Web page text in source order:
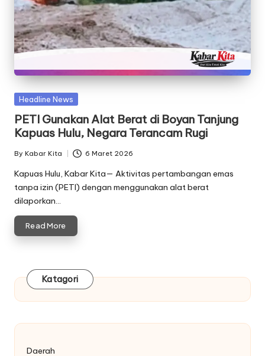
Posted
Headline News
PETI Gunakan Alat Berat di Boyan Tanjung
Kapuas Hulu, Negara Terancam Rugi
Posted
by
By Kabar Kita 6 Maret 2026
Kapuas Hulu, Kabar Kita— Aktivitas pertambangan emas
tanpa izin (PETI) dengan menggunakan alat berat
dilaporkan…
Read More
Katagori
Daerah